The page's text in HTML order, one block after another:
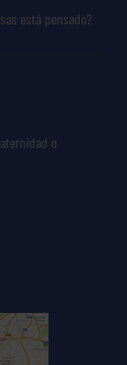
está pensado?
o